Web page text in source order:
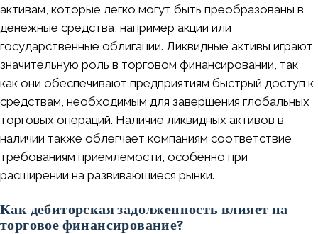
активам, которые легко могут быть преобразованы в
денежные средства, например акции или
государственные облигации. Ликвидные активы играют
значительную роль в торговом финансировании, так
как они обеспечивают предприятиям быстрый доступ к
средствам, необходимым для завершения глобальных
торговых операций. Наличие ликвидных активов в
наличии также облегчает компаниям соответствие
требованиям приемлемости, особенно при
расширении на развивающиеся рынки.
Как дебиторская задолженность влияет на
торговое финансирование?